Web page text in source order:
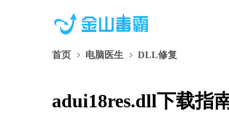
首页 电脑医生 DLL修复
adui18res.dll下载指